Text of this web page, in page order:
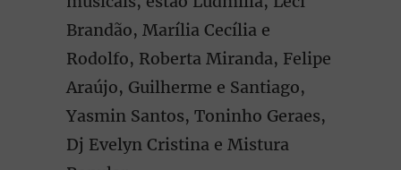
Brandão, Marília Cecília e
Rodolfo, Roberta Miranda, Felipe
Araújo, Guilherme e Santiago,
Yasmin Santos, Toninho Geraes,
Dj Evelyn Cristina e Mistura